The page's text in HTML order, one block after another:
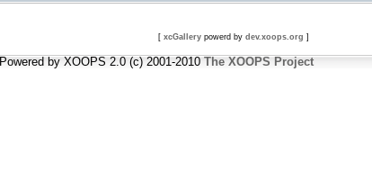
[ xcGallerypowerd by dev.xoops.org ]
Powered by XOOPS 2.0 (c) 2001-2010 The XOOPS Project